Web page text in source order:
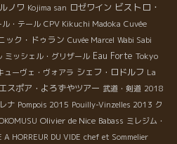
ノワ Kojima san ロゼワイン ビストロ・
・テール CPV Kikuchi Madoka Cuvée
ック・ドゥラン Cuvée Marcel Wabi Sabi
ミッシェル・グリザール Eau Forte Tokyo
ューヴェ・ヴォアラ シェフ・ロドルフ La
エスポア・よろずやツアー 武道・剣道 2018
ナ Pompois 2015 Pouilly-Vinzelles 2013 ク
Olivier de Nice Babass ミレジム・
A HORREUR DU VIDE chef et Sommelier